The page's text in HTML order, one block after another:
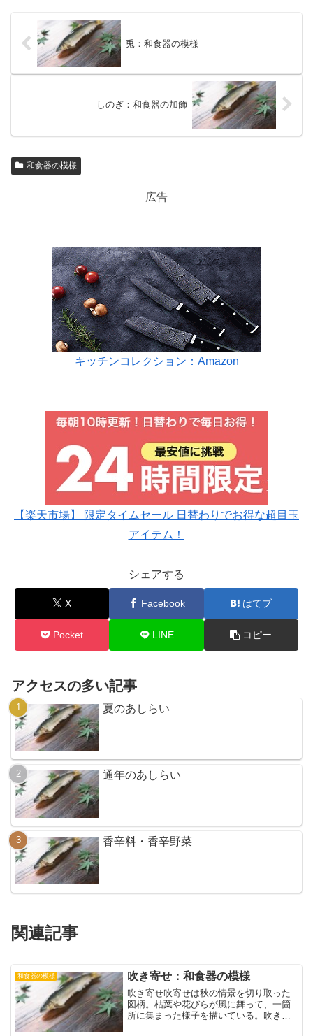
兎：和食器の模様
しのぎ：和食器の加飾
和食器の模様
広告
キッチンコレクション：Amazon
【楽天市場】 限定タイムセール 日替わりでお得な超目玉
アイテム！
シェアする
X Facebook はてブ
Pocket LINE コピー
アクセスの多い記事
夏のあしらい
通年のあしらい
香辛料・香辛野菜
関連記事
和食器の模様 吹き寄せ：和食器の模様
吹き寄せ吹寄せは秋の情景を切り取った
図柄。枯葉や花びらが風に舞って、一箇
所に集まった様子を描いている。吹き寄